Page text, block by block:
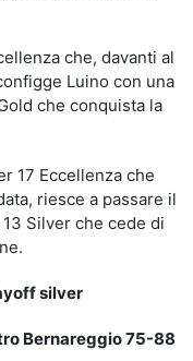
che, davanti al
Luino con una
che conquista la
17 Eccellenza che
riesce a passare il
Silver che cede di
silver
Bernareggio 75-88